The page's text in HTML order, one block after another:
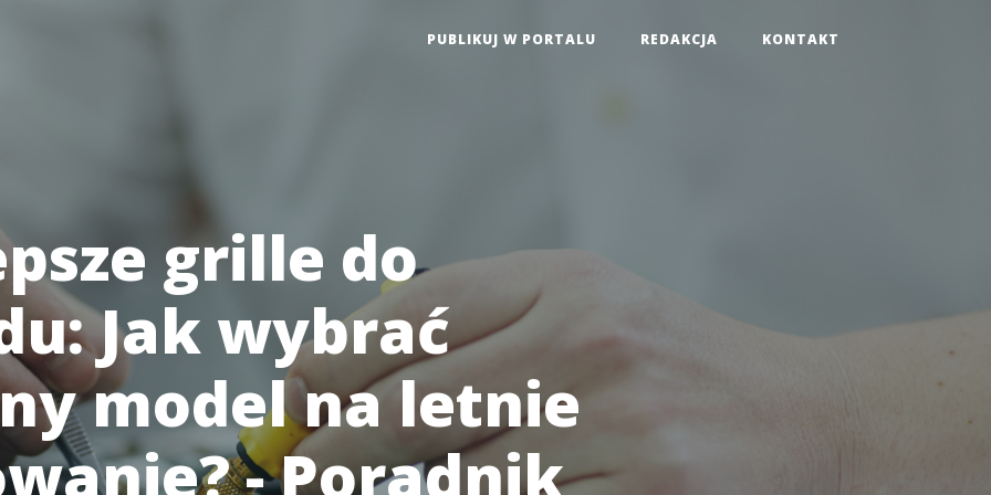
PUBLIKUJ W PORTALU REDAKCJA KONTAKT
grille do
Jak wybrać
model na letnie
- Poradnik